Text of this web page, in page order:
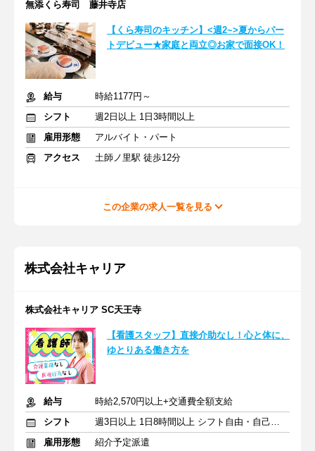
無添くら寿司 藤井寺店
【くら寿司のキッチン】<週2~>夏からパー
トデビュー★家庭と両立◎お家で面接OK！
給与
時給1177円～
シフト
週2日以上 1日3時間以上
雇用形態
アルバイト・パート
アクセス
土師ノ里駅 徒歩12分
この企業の求人一覧を見る
株式会社キャリア
株式会社キャリア SC天王寺
【看護スタッフ】直接介助なし！心と体に、
ゆとりある働き方を
給与
時給2,570円以上+交通費全額支給
シフト
週3日以上 1日8時間以上 シフト自由・自己申告
雇用形態
紹介予定派遣